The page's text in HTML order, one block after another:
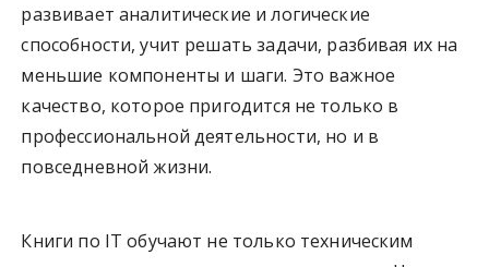
развивает аналитические и логические
способности, учит решать задачи, разбивая их на
меньшие компоненты и шаги. Это важное
качество, которое пригодится не только в
профессиональной деятельности, но и в
повседневной жизни.
Книги по IT обучают не только техническим